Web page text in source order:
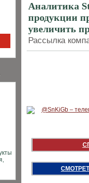
Аналитика
продукции
увеличить
Рассылка